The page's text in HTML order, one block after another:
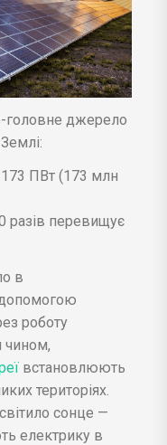
головне джерело
ПВт (173 млн
разів перевищує
в
роботу
чином,
встановлюють
територіях.
сонце —
електрику в